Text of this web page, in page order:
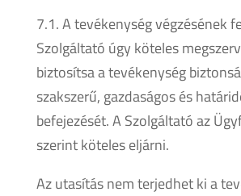
7.1. A tevékenység végzésének
Szolgáltató úgy köteles
biztosítsa a tevékenység
szakszerű, gazdaságos és
befejezését. A Szolgáltató az
szerint köteles eljárni.
Az utasítás nem terjedhet ki a